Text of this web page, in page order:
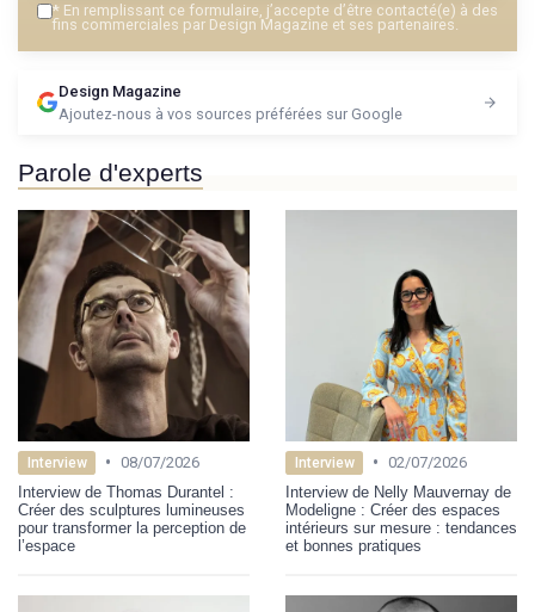
* En remplissant ce formulaire, j’accepte d’être contacté(e) à des
fins commerciales par Design Magazine et ses partenaires.
Design Magazine
Ajoutez-nous à vos sources préférées sur Google
Parole d'experts
Interview • 08/07/2026
Interview de Thomas Durantel :
Créer des sculptures lumineuses
pour transformer la perception de
l’espace
Interview • 02/07/2026
Interview de Nelly Mauvernay de
Modeligne : Créer des espaces
intérieurs sur mesure : tendances
et bonnes pratiques